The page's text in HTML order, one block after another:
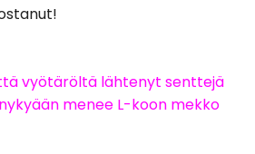
vyötäröltä lähtenyt senttejä
menee L-koon mekko